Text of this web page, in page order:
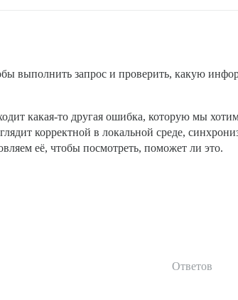
выполнить запрос и проверить, какую
какая-то другая ошибка, которую мы
корректной в локальной среде,
её, чтобы посмотреть, поможет ли это.
Ответов